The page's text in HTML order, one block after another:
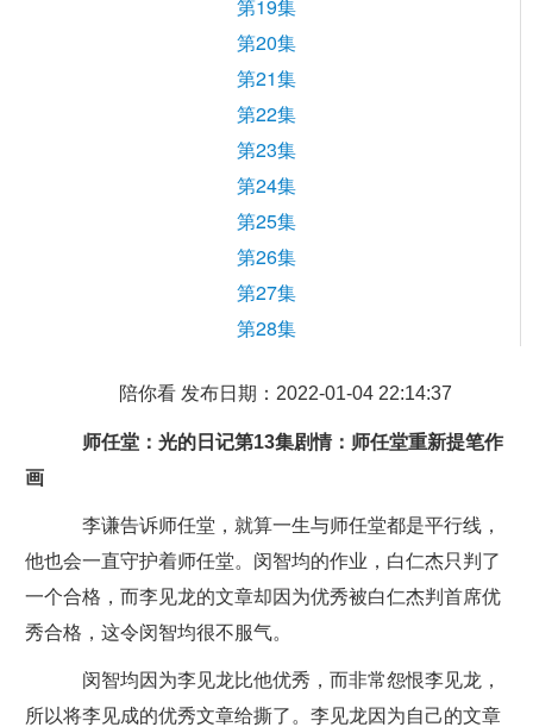
第19集
第20集
第21集
第22集
第23集
第24集
第25集
第26集
第27集
第28集
陪你看 发布日期：2022-01-04 22:14:37
师任堂：光的日记第13集剧情：师任堂重新提笔作
画
李谦告诉师任堂，就算一生与师任堂都是平行线，
他也会一直守护着师任堂。闵智均的作业，白仁杰只判了
一个合格，而李见龙的文章却因为优秀被白仁杰判首席优
秀合格，这令闵智均很不服气。
闵智均因为李见龙比他优秀，而非常怨恨李见龙，
所以将李见成的优秀文章给撕了。李见龙因为自己的文章